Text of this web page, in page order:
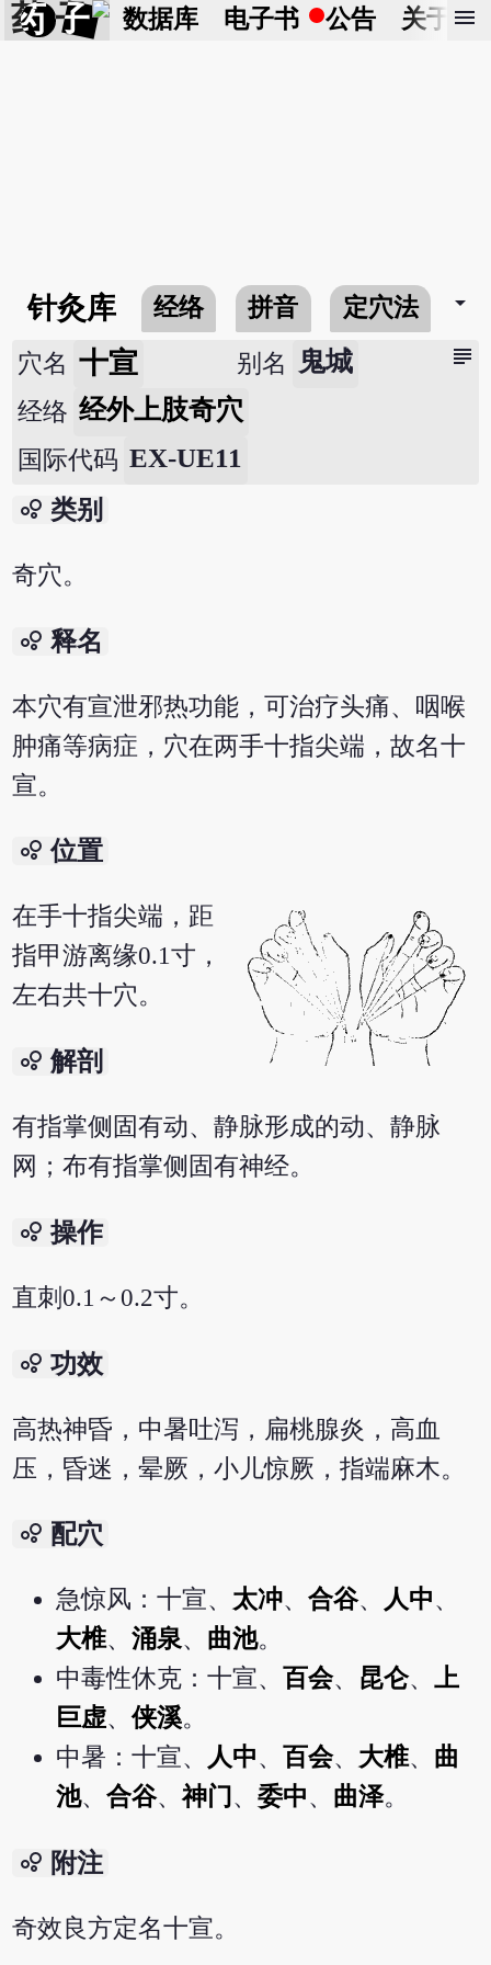
药 子 数据库 电子书 公告 关于 menu
针灸库 经络 拼音 定穴法 arrow_drop_down
subject
穴名 十宣 别名 鬼城
经络 经外上肢奇穴
国际代码 EX-UE11
bubble_chart 类别
奇穴。
bubble_chart 释名
本穴有宣泄邪热功能，可治疗头痛、咽喉
肿痛等病症，穴在两手十指尖端，故名十
宣。
bubble_chart 位置
在手十指尖端，距
指甲游离缘0.1寸，
左右共十穴。
bubble_chart 解剖
有指掌侧固有动、静脉形成的动、静脉
网；布有指掌侧固有神经。
bubble_chart 操作
直刺0.1～0.2寸。
bubble_chart 功效
高热神昏，中暑吐泻，扁桃腺炎，高血
压，昏迷，晕厥，小儿惊厥，指端麻木。
bubble_chart 配穴
急惊风：十宣、 太冲、合谷、 人中、
大椎、涌泉、 曲池。
中毒性休克：十宣、
百会、 昆仑、上
巨虚、侠溪。
中暑：十宣、 人中、 百会、 大椎、 曲
池、合谷、神门 、委中、 曲泽。
bubble_chart 附注
奇效良方定名十宣。